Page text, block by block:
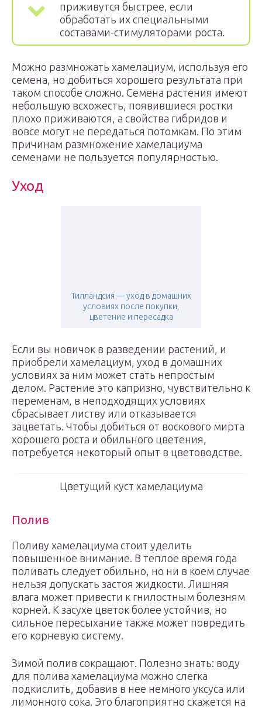
приживутся быстрее, если
обработать их специальными
составами-стимуляторами роста.
Можно размножать хамелациум, используя его
семена, но добиться хорошего результата при
таком способе сложно. Семена растения имеют
небольшую всхожесть, появившиеся ростки
плохо приживаются, а свойства гибридов и
вовсе могут не передаться потомкам. По этим
причинам размножение хамелациума
семенами не пользуется популярностью.
Уход
Тилландсия — уход в домашних
условиях после покупки,
цветение и пересадка
Если вы новичок в разведении растений, и
приобрели хамелациум, уход в домашних
условиях за ним может стать непростым
делом. Растение это капризно, чувствительно к
переменам, в неподходящих условиях
сбрасывает листву или отказывается
зацветать. Чтобы добиться от воскового мирта
хорошего роста и обильного цветения,
потребуется некоторый опыт в цветоводстве.
Цветущий куст хамелациума
Полив
Поливу хамелациума стоит уделить
повышенное внимание. В теплое время года
поливать следует обильно, но ни в коем случае
нельзя допускать застоя жидкости. Лишняя
влага может привести к гнилостным болезням
корней. К засухе цветок более устойчив, но
сильное пересыхание также может повредить
его корневую систему.
Зимой полив сокращают. Полезно знать: воду
для полива хамелациума можно слегка
подкислить, добавив в нее немного уксуса или
лимонного сока. Это благоприятно скажется на